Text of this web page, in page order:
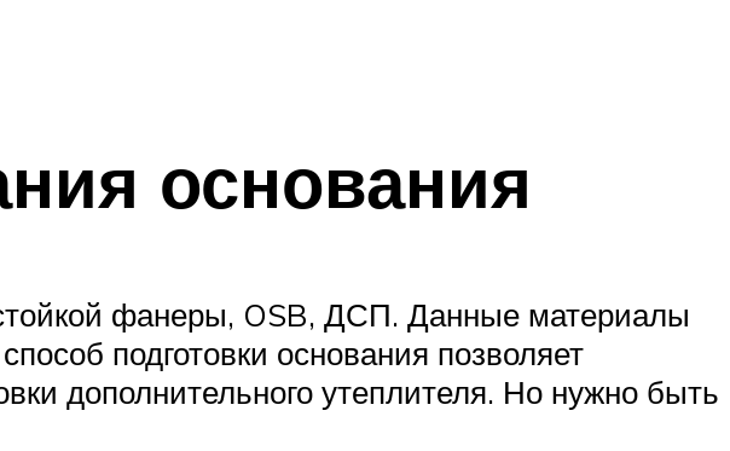
основания
фанеры, OSB, ДСП. Данные материалы
подготовки основания позволяет
дополнительного утеплителя. Но нужно быть